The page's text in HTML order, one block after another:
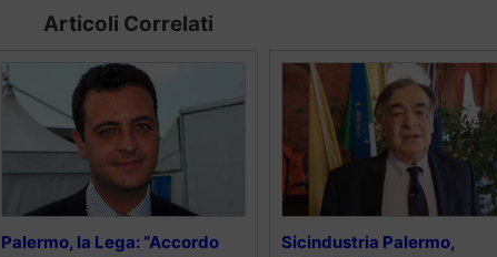
Articoli Correlati
Palermo, la Lega: “Accordo
Sicindustria Palermo,